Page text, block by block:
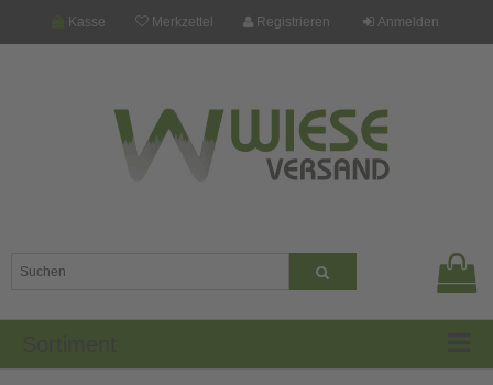
Kasse Merkzettel Registrieren Anmelden